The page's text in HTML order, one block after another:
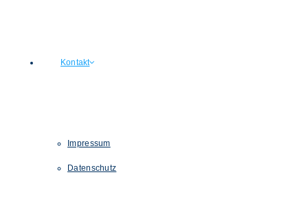
Kontakt
Impressum
Datenschutz